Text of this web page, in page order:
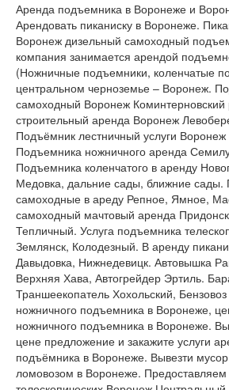
Аренда подъемника в Воронеже и
Арендовать пиканиску в Воронеже.
Воронеж дизельный самоходный
компания занимается арендой
(Ножничные подъемники, коленчатые
центральном черноземье – Воронеж.
самоходный Воронеж
строительный аренда Воронеж
Подъёмник лестничный услуги Воронеж
Подъемника ножничного аренда
Подъемника коленчатого в аренду
Медовка, дальние сады, ближние сады.
самоходные в ареду Репное, Ямное,
самоходный мачтовый аренда
Тепличный. Услуга подъемника
Землянск, Колодезный. В аренду
Давыдовка, Нижнедевицк. Автовышка
Верхняя Хава, Автогрейдер Эртиль.
Траншеекопатель Хохольский,
ножничного подъемника в Воронеже,
ножничного подъемника в Воронеже.
цене предложение и закажите услуги
подъёмника в Воронеже. Вывезти
ломовозом в Воронеже.